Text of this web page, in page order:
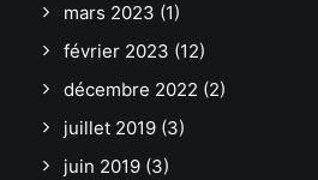
mars 2023 (1)
février 2023 (12)
décembre 2022 (2)
juillet 2019 (3)
juin 2019 (3)